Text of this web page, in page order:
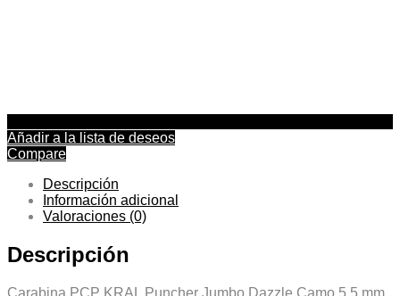
Añadir a la lista de deseos
Compare
Descripción
Información adicional
Valoraciones (0)
Descripción
Carabina PCP KRAL Puncher Jumbo Dazzle Camo 5,5 mm